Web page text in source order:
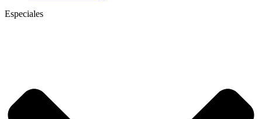
Especiales